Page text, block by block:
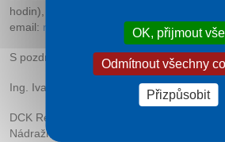
hodin), nebo nás můžete kontaktovat na
email: rekrea@ rekrea.info
S pozdravem
Ing. Ivana Rybiářová
DCK Rekrea Ostrava s.r.o.
Nádražní 40, 702 00 Ostrava 1
OK, přijmout vše
Odmítnout všechny
Přizpůsobit